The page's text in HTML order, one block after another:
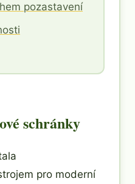
pozastavení
schránky
pro moderní